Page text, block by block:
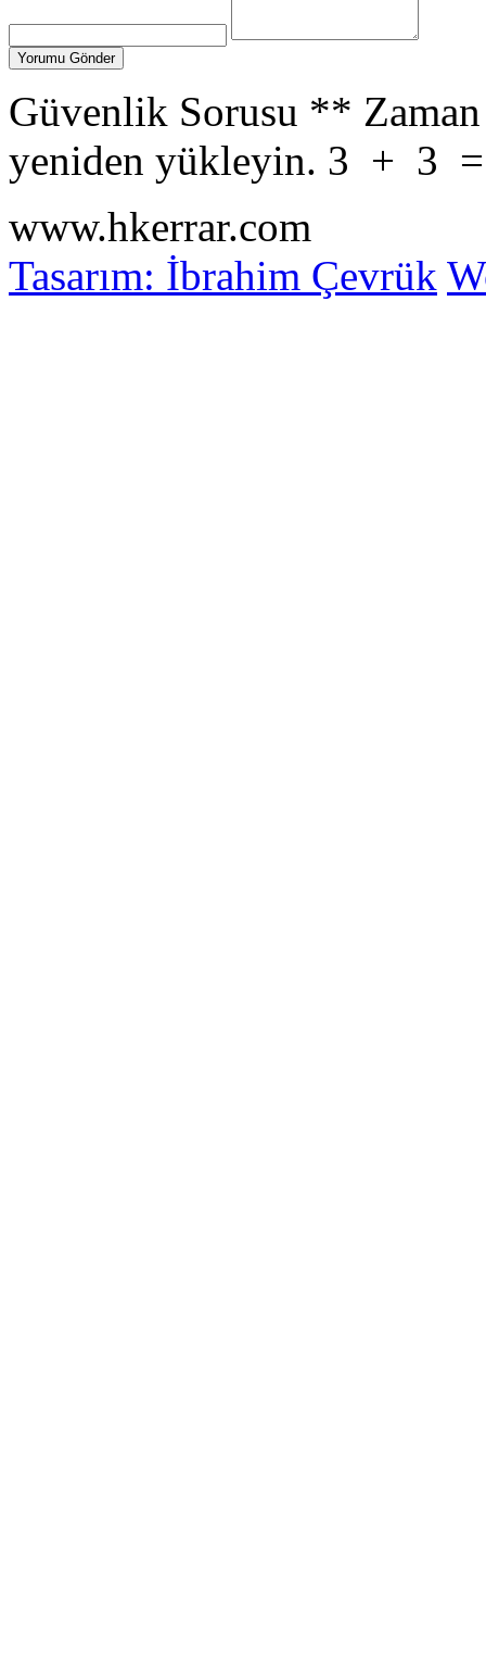
Güvenlik Sorusu **
yeniden yükleyin. 3 + 3
www.hkerrar.com
Tasarım: İbrahim Çevrük